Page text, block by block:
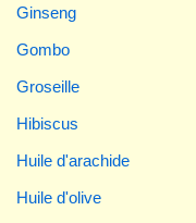
Ginseng
Gombo
Groseille
Hibiscus
Huile d'arachide
Huile d'olive